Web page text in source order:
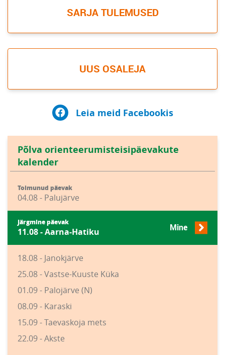
SARJA TULEMUSED
UUS OSALEJA
Leia meid Facebookis
Põlva orienteerumisteisipäevakute
kalender
Toimunud päevak
04.08 - Palujärve
Järgmine päevak
11.08 - Aarna-Hatiku Mine
18.08 - Janokjärve
25.08 - Vastse-Kuuste Küka
01.09 - Palojärve (N)
08.09 - Karaski
15.09 - Taevaskoja mets
22.09 - Akste